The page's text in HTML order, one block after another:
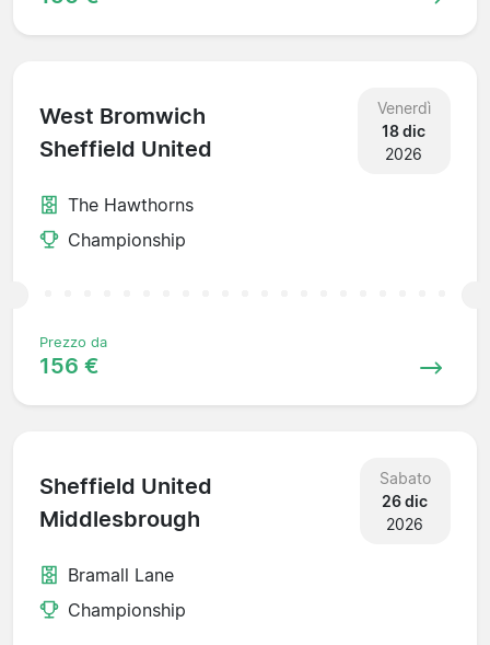
West Bromwich
Sheffield United
Venerdì
18 dic
2026
The Hawthorns
Championship
Prezzo da
156 €
Sheffield United
Middlesbrough
Sabato
26 dic
2026
Bramall Lane
Championship